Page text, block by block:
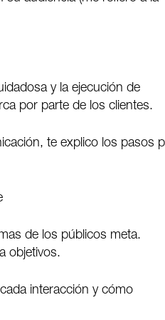
y la ejecución de
por parte de los clientes.
te explico los pasos
de los públicos meta.
objetivos.
interacción y cómo